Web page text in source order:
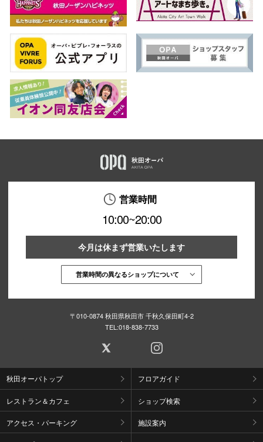
営業時間
10:00~20:00
今月は休まず営業いたします
営業時間の異なるショップについて
〒010-0874 秋田県秋田市 千秋久保田町4-2
TEL:018-838-7733
秋田オーパトップ フロアガイド
レストラン＆カフェ ショップ検索
アクセス・パーキング 施設案内